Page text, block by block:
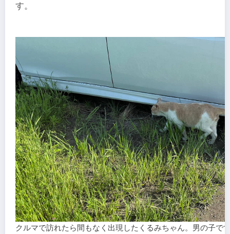
す。
クルマで訪れたら間もなく出現したくるみちゃん。男の子で